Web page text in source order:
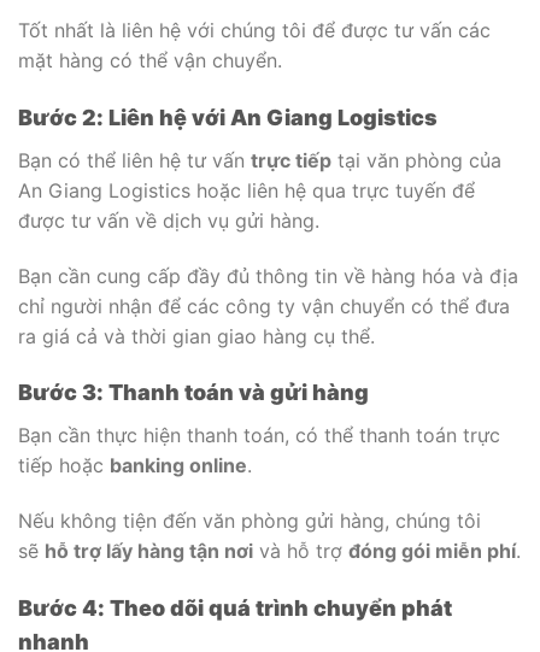
Tốt nhất là liên hệ với chúng tôi để được tư vấn các
mặt hàng có thể vận chuyển.
Bước 2: Liên hệ với An Giang Logistics
Bạn có thể liên hệ tư vấn trực tiếp tại văn phòng của
An Giang Logistics hoặc liên hệ qua trực tuyến để
được tư vấn về dịch vụ gửi hàng.
Bạn cần cung cấp đầy đủ thông tin về hàng hóa và địa
chỉ người nhận để các công ty vận chuyển có thể đưa
ra giá cả và thời gian giao hàng cụ thể.
Bước 3: Thanh toán và gửi hàng
Bạn cần thực hiện thanh toán, có thể thanh toán trực
tiếp hoặc banking online.
Nếu không tiện đến văn phòng gửi hàng, chúng tôi
sẽ hỗ trợ lấy hàng tận nơi và hỗ trợ đóng gói miễn phí.
Bước 4: Theo dõi quá trình chuyển phát
nhanh